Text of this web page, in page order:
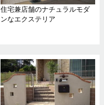
住宅兼店舗のナチュラルモダ
ンなエクステリア